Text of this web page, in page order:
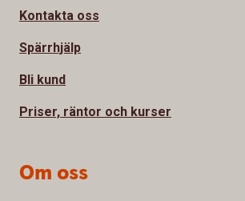
Kontakta oss
Spärrhjälp
Bli kund
Priser, räntor och kurser
Om oss